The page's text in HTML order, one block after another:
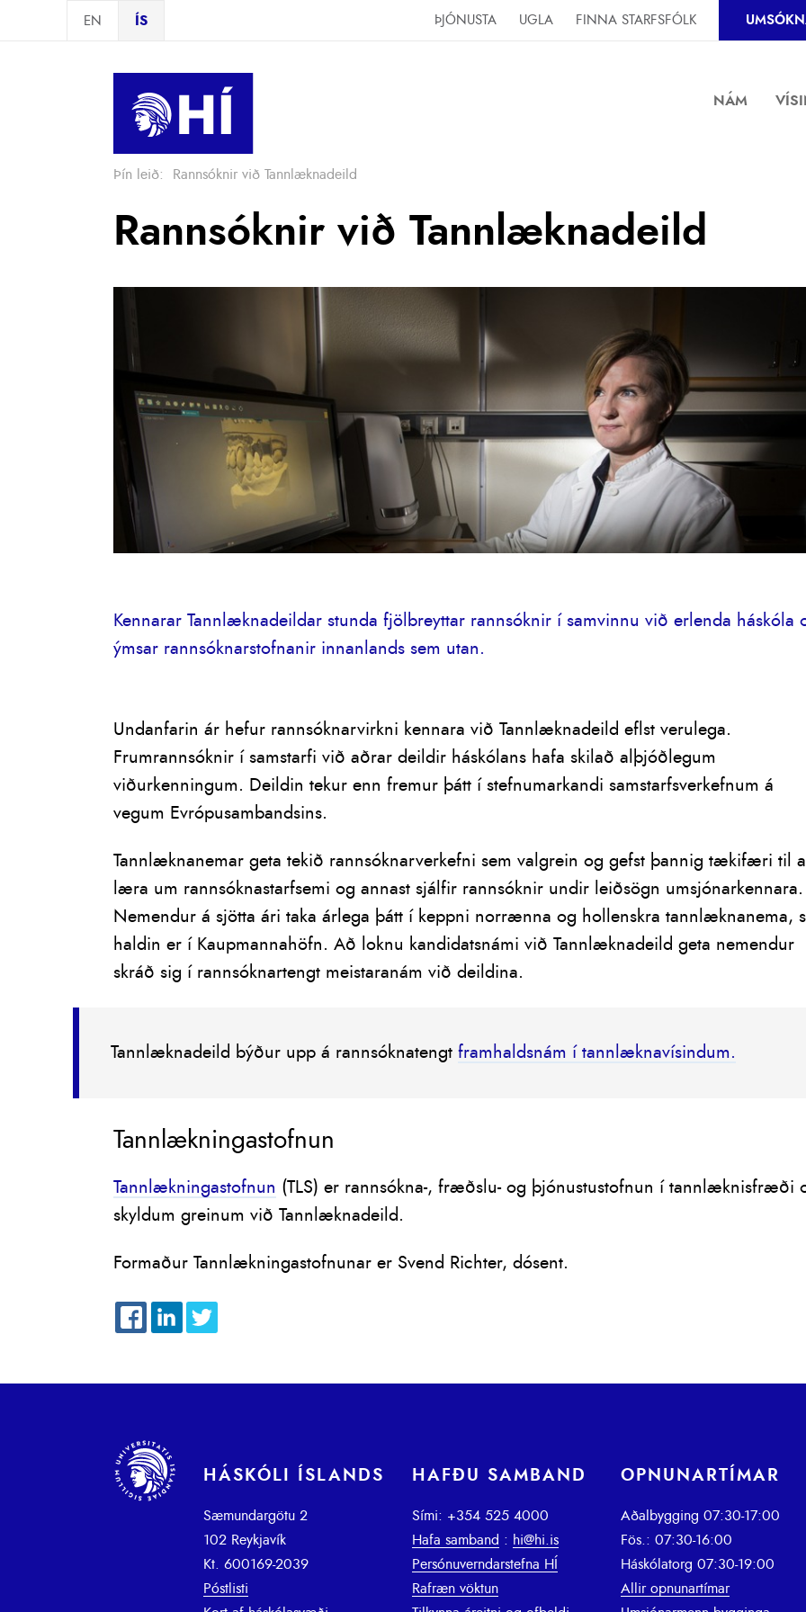
Skip to main content
EN ÍS FINNA STARFSFÓLK
UGLA
ÞJÓNUSTA
NÁM
Þín leið: Rannsóknir við Tannlæknadeild
Rannsóknir við Tannlæknadeild
Kennarar Tannlæknadeildar stunda fjölbreyttar rannsóknir í samvinnu við erlenda háskóla
ýmsar rannsóknarstofnanir innanlands sem utan.
Undanfarin ár hefur rannsóknarvirkni kennara við Tannlæknadeild eflst verulega.
Frumrannsóknir í samstarfi við aðrar deildir háskólans hafa skilað alþjóðlegum
viðurkenningum. Deildin tekur enn fremur þátt í stefnumarkandi samstarfsverkefnum á
vegum Evrópusambandsins.
Tannlæknanemar geta tekið rannsóknarverkefni sem valgrein og gefst þannig tækifæri til
læra um rannsóknastarfsemi og annast sjálfir rannsóknir undir leiðsögn umsjónarkennara.
Nemendur á sjötta ári taka árlega þátt í keppni norrænna og hollenskra tannlæknanema,
haldin er í Kaupmannahöfn. Að loknu kandidatsnámi við Tannlæknadeild geta nemendur
skráð sig í rannsóknartengt meistaranám við deildina.
Tannlæknadeild býður upp á rannsóknatengtframhaldsnám í tannlæknavísindum.
Tannlækningastofnun
Tannlækningastofnun (TLS) er rannsókna-, fræðslu- og þjónustustofnun í tannlæknisfræði
skyldum greinum við Tannlæknadeild.
Formaður Tannlækningastofnunar er Svend Richter, dósent.
HÁSKÓLI ÍSLANDS
Sæmundargötu 2
102 Reykjavík
Kt. 600169-2039
Póstlisti
HAFÐU SAMBAND
Sími: +354 525 4000
Hafa samband : hi@hi.is
Persónuverndarstefna HÍ
Rafræn vöktun
OPNUNARTÍMAR
Aðalbygging 07:30-17:00
Fös.: 07:30-16:00
Háskólatorg 07:30-19:00
Allir opnunartímar